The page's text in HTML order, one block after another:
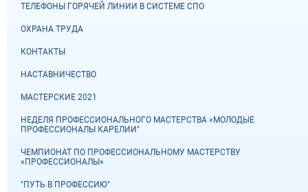
ТЕЛЕФОНЫ ГОРЯЧЕЙ ЛИНИИ В СИСТЕМЕ СПО
ОХРАНА ТРУДА
КОНТАКТЫ
НАСТАВНИЧЕСТВО
МАСТЕРСКИЕ 2021
НЕДЕЛЯ ПРОФЕССИОНАЛЬНОГО МАСТЕРСТВА «МОЛОДЫЕ
ПРОФЕССИОНАЛЫ КАРЕЛИИ"
ЧЕМПИОНАТ ПО ПРОФЕССИОНАЛЬНОМУ МАСТЕРСТВУ
«ПРОФЕССИОНАЛЫ»
"ПУТЬ В ПРОФЕССИЮ"